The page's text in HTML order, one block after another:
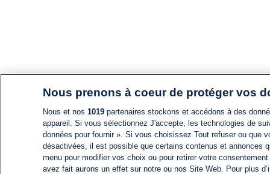
Nous prenons à coeur de protéger vos
Nous et nos 1019partenaires stockons et accédons à des
appareil. Si vous sélectionnez J'accepte, les technologies de
données pour fournir ». Si vous choisissez Tout refuser ou
désactivées, il est possible que certains contenus et annonces
menu pour modifier vos choix ou pour retirer votre
avez fait aurons un effet sur notre ou nos Site Web. Pour plus